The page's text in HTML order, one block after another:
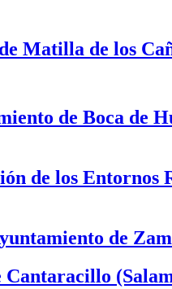
Matilla de los
de Boca de
de los
de